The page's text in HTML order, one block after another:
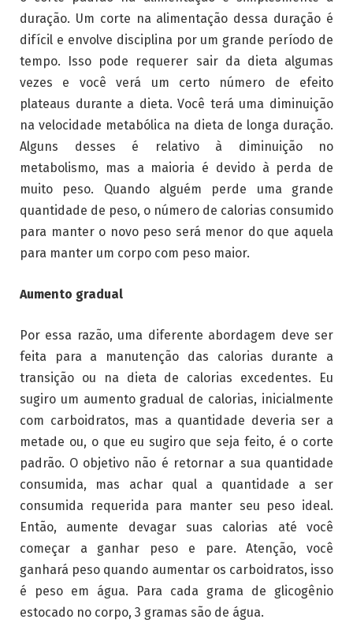
duração. Um corte na alimentação dessa duração é
difícil e envolve disciplina por um grande período de
tempo. Isso pode requerer sair da dieta algumas
vezes e você verá um certo número de efeito
plateaus durante a dieta. Você terá uma diminuição
na velocidade metabólica na dieta de longa duração.
Alguns desses é relativo à diminuição no
metabolismo, mas a maioria é devido à perda de
muito peso. Quando alguém perde uma grande
quantidade de peso, o número de calorias consumido
para manter o novo peso será menor do que aquela
para manter um corpo com peso maior.
Aumento gradual
Por essa razão, uma diferente abordagem deve ser
feita para a manutenção das calorias durante a
transição ou na dieta de calorias excedentes. Eu
sugiro um aumento gradual de calorias, inicialmente
com carboidratos, mas a quantidade deveria ser a
metade ou, o que eu sugiro que seja feito, é o corte
padrão. O objetivo não é retornar a sua quantidade
consumida, mas achar qual a quantidade a ser
consumida requerida para manter seu peso ideal.
Então, aumente devagar suas calorias até você
começar a ganhar peso e pare. Atenção, você
ganhará peso quando aumentar os carboidratos, isso
é peso em água. Para cada grama de glicogênio
estocado no corpo, 3 gramas são de água.